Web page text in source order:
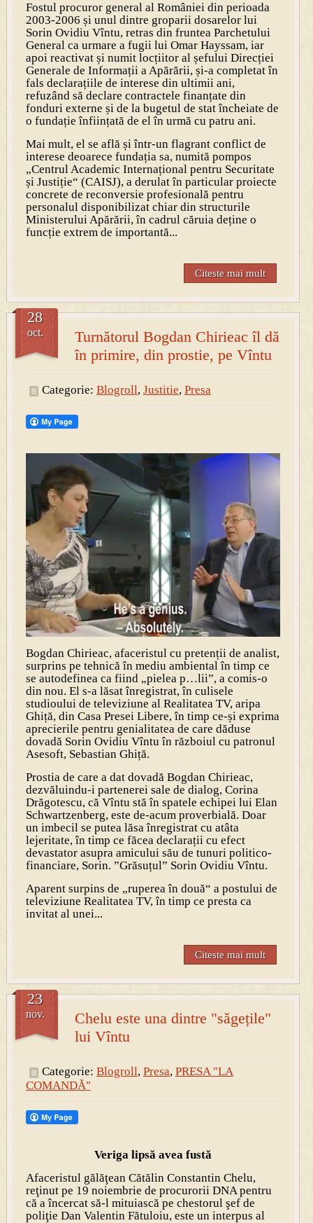
Fostul procuror general al României din perioada
2003-2006 și unul dintre groparii dosarelor lui
Sorin Ovidiu Vîntu, retras din fruntea Parchetului
General ca urmare a fugii lui Omar Hayssam, iar
apoi reactivat și numit locțiitor al șefului Direcției
Generale de Informații a Apărării, și-a completat în
fals declarațiile de interese din ultimii ani,
refuzând să declare contractele finanțate din
fonduri externe și de la bugetul de stat încheiate de
o fundație înființată de el în urmă cu patru ani.
Mai mult, el se află și într-un flagrant conflict de
interese deoarece fundația sa, numită pompos
„Centrul Academic Internațional pentru Securitate
și Justiție“ (CAISJ), a derulat în particular proiecte
concrete de reconversie profesională pentru
personalul disponibilizat chiar din structurile
Ministerului Apărării, în cadrul căruia deține o
funcție extrem de importantă...
Citeste mai mult
Turnătorul Bogdan Chirieac îl dă
în primire, din prostie, pe Vîntu
28
oct.
Categorie: Blogroll, Justitie, Presa
Bogdan Chirieac, afaceristul cu pretenții de analist,
surprins pe tehnică în mediu ambiental în timp ce
se autodefinea ca fiind „pielea p…lii”, a comis-o
din nou. El s-a lăsat înregistrat, în culisele
studioului de televiziune al Realitatea TV, aripa
Ghiță, din Casa Presei Libere, în timp ce-și exprima
aprecierile pentru genialitatea de care dăduse
dovadă Sorin Ovidiu Vîntu în războiul cu patronul
Asesoft, Sebastian Ghiță.
Prostia de care a dat dovadă Bogdan Chirieac,
dezvăluindu-i partenerei sale de dialog, Corina
Drăgotescu, că Vîntu stă în spatele echipei lui Elan
Schwartzenberg, este de-acum proverbială. Doar
un imbecil se putea lăsa înregistrat cu atâta
lejeritate, în timp ce făcea declarații cu efect
devastator asupra amicului său de tunuri politico-
financiare, Sorin. ”Grăsuțul” Sorin Ovidiu Vîntu.
Aparent surpins de „ruperea în două“ a postului de
televiziune Realitatea TV, în timp ce presta ca
invitat al unei...
Citeste mai mult
Chelu este una dintre "săgețile"
lui Vîntu
23
nov.
Categorie: Blogroll, Presa, PRESA "LA
COMANDĂ"
Veriga lipsă avea fustă
Afaceristul gălăţean Cătălin Constantin Chelu,
reţinut pe 19 noiembrie de procurorii DNA pentru
că a încercat să-l mituiască pe chestorul şef de
poliţie Dan Valentin Fătuloiu, este un interpus al